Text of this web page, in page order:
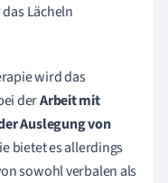
Lächeln
wird das
derArbeit mit
Auslegung von
bietet es allerdings
sowohl verbalen als